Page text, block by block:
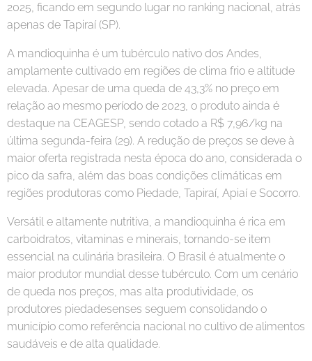
2025, ficando em segundo lugar no ranking nacional, atrás
apenas de Tapiraí (SP).
A mandioquinha é um tubérculo nativo dos Andes,
amplamente cultivado em regiões de clima frio e altitude
elevada. Apesar de uma queda de 43,3% no preço em
relação ao mesmo período de 2023, o produto ainda é
destaque na CEAGESP, sendo cotado a R$ 7,96/kg na
última segunda-feira (29). A redução de preços se deve à
maior oferta registrada nesta época do ano, considerada o
pico da safra, além das boas condições climáticas em
regiões produtoras como Piedade, Tapiraí, Apiaí e Socorro.
Versátil e altamente nutritiva, a mandioquinha é rica em
carboidratos, vitaminas e minerais, tornando-se item
essencial na culinária brasileira. O Brasil é atualmente o
maior produtor mundial desse tubérculo. Com um cenário
de queda nos preços, mas alta produtividade, os
produtores piedadesenses seguem consolidando o
município como referência nacional no cultivo de alimentos
saudáveis e de alta qualidade.